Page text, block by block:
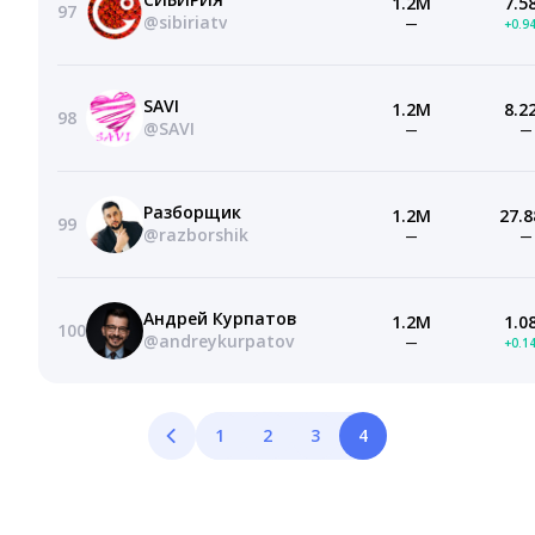
97
@sibiriatv
—
98
SAVI
@SAVI
1.2M
— —
99
Разборщик
@razborshik
1.2M
— —
100
Андрей Курпатов
@andreykurpatov
1.2M
—
1 2 3 4